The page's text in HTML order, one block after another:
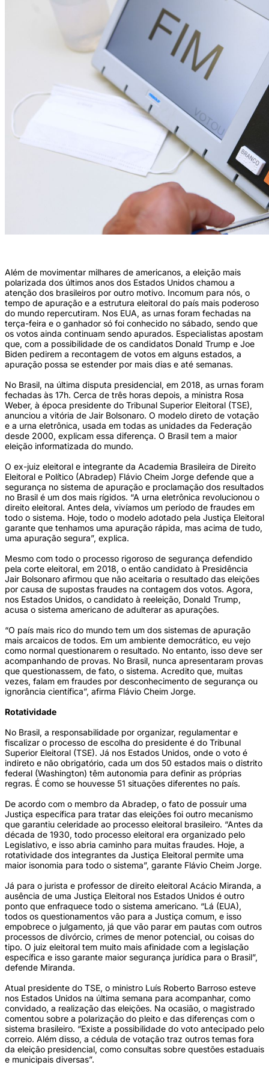
Além de movimentar milhares de americanos, a eleição mais
polarizada dos últimos anos dos Estados Unidos chamou a
atenção dos brasileiros por outro motivo. Incomum para nós, o
tempo de apuração e a estrutura eleitoral do país mais poderoso
do mundo repercutiram. Nos EUA, as urnas foram fechadas na
terça-feira e o ganhador só foi conhecido no sábado, sendo que
os votos ainda continuam sendo apurados. Especialistas apostam
que, com a possibilidade de os candidatos Donald Trump e Joe
Biden pedirem a recontagem de votos em alguns estados, a
apuração possa se estender por mais dias e até semanas.
No Brasil, na última disputa presidencial, em 2018, as urnas foram
fechadas às 17h. Cerca de três horas depois, a ministra Rosa
Weber, à época presidente do Tribunal Superior Eleitoral (TSE),
anunciou a vitória de Jair Bolsonaro. O modelo direto de votação
e a urna eletrônica, usada em todas as unidades da Federação
desde 2000, explicam essa diferença. O Brasil tem a maior
eleição informatizada do mundo.
O ex-juiz eleitoral e integrante da Academia Brasileira de Direito
Eleitoral e Político (Abradep) Flávio Cheim Jorge defende que a
segurança no sistema de apuração e proclamação dos resultados
no Brasil é um dos mais rígidos. “A urna eletrônica revolucionou o
direito eleitoral. Antes dela, vivíamos um período de fraudes em
todo o sistema. Hoje, todo o modelo adotado pela Justiça Eleitoral
garante que tenhamos uma apuração rápida, mas acima de tudo,
uma apuração segura”, explica.
Mesmo com todo o processo rigoroso de segurança defendido
pela corte eleitoral, em 2018, o então candidato à Presidência
Jair Bolsonaro afirmou que não aceitaria o resultado das eleições
por causa de supostas fraudes na contagem dos votos. Agora,
nos Estados Unidos, o candidato à reeleição, Donald Trump,
acusa o sistema americano de adulterar as apurações.
“O país mais rico do mundo tem um dos sistemas de apuração
mais arcaicos de todos. Em um ambiente democrático, eu vejo
como normal questionarem o resultado. No entanto, isso deve ser
acompanhando de provas. No Brasil, nunca apresentaram provas
que questionassem, de fato, o sistema. Acredito que, muitas
vezes, falam em fraudes por desconhecimento de segurança ou
ignorância científica”, afirma Flávio Cheim Jorge.
Rotatividade
No Brasil, a responsabilidade por organizar, regulamentar e
fiscalizar o processo de escolha do presidente é do Tribunal
Superior Eleitoral (TSE). Já nos Estados Unidos, onde o voto é
indireto e não obrigatório, cada um dos 50 estados mais o distrito
federal (Washington) têm autonomia para definir as próprias
regras. É como se houvesse 51 situações diferentes no país.
De acordo com o membro da Abradep, o fato de possuir uma
Justiça específica para tratar das eleições foi outro mecanismo
que garantiu celeridade ao processo eleitoral brasileiro. “Antes da
década de 1930, todo processo eleitoral era organizado pelo
Legislativo, e isso abria caminho para muitas fraudes. Hoje, a
rotatividade dos integrantes da Justiça Eleitoral permite uma
maior isonomia para todo o sistema”, garante Flávio Cheim Jorge.
Já para o jurista e professor de direito eleitoral Acácio Miranda, a
ausência de uma Justiça Eleitoral nos Estados Unidos é outro
ponto que enfraquece todo o sistema americano. “Lá (EUA),
todos os questionamentos vão para a Justiça comum, e isso
empobrece o julgamento, já que vão parar em pautas com outros
processos de divórcio, crimes de menor potencial, ou coisas do
tipo. O juiz eleitoral tem muito mais afinidade com a legislação
específica e isso garante maior segurança jurídica para o Brasil”,
defende Miranda.
Atual presidente do TSE, o ministro Luís Roberto Barroso esteve
nos Estados Unidos na última semana para acompanhar, como
convidado, a realização das eleições. Na ocasião, o magistrado
comentou sobre a polarização do pleito e das diferenças com o
sistema brasileiro. “Existe a possibilidade do voto antecipado pelo
correio. Além disso, a cédula de votação traz outros temas fora
da eleição presidencial, como consultas sobre questões estaduais
e municipais diversas”.